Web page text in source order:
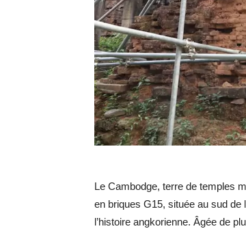
Le Cambodge, terre de temples
en briques G15, située au sud de
l’histoire angkorienne. Âgée de